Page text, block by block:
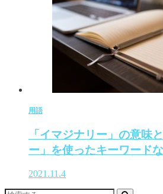
用語
「イマジナリー」の意味
ー」を使ったキーワード
2021.11.4